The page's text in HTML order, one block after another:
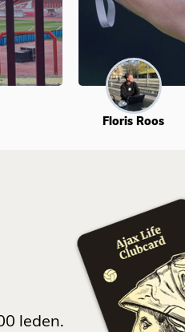
Floris Roos
leden.